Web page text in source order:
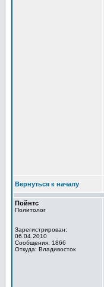
Вернуться к началу
Пойнтс
Политолог
Зарегистрирован:
06.04.2010
Сообщения: 1866
Откуда: Владивосток